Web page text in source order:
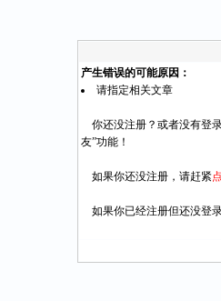
产生错误的可能原因：
请指定相关文章
你还没注册？或者没有登
友”功能！
如果你还没注册，请赶紧
如果你已经注册但还没登